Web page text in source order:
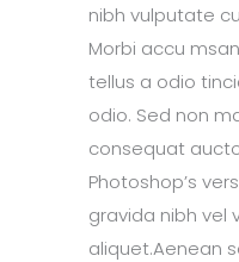
nibh vulputate
Morbi accu
tellus a odio
odio. Sed non
consequat
Photoshop’s
gravida nibh vel
aliquet.Aenean